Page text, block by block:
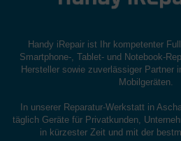
Handy iRepair ist Ihr kompetenter
Smartphone-, Tablet- und Notebook-
Hersteller sowie zuverlässiger Partner
Mobilgeräten.
In unserer Reparatur-Werkstatt in
täglich Geräte für Privatkunden,
in kürzester Zeit und mit der